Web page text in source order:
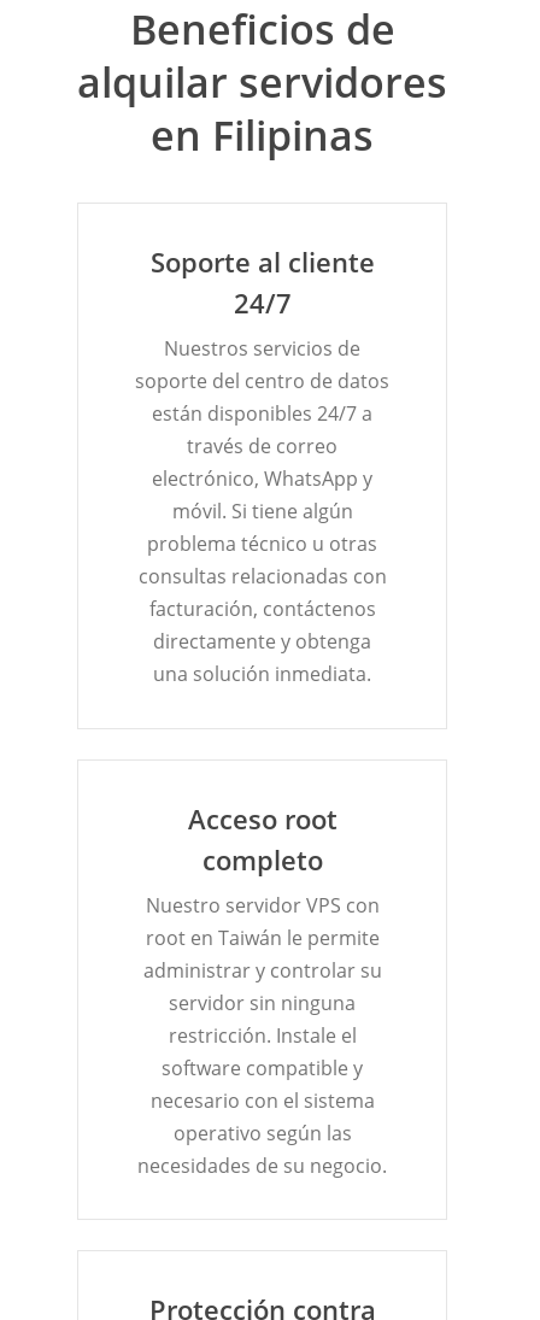
Beneficios de
alquilar servidores
en Filipinas
Soporte al cliente
24/7
Nuestros servicios de
soporte del centro de datos
están disponibles 24/7 a
través de correo
electrónico, WhatsApp y
móvil. Si tiene algún
problema técnico u otras
consultas relacionadas con
facturación, contáctenos
directamente y obtenga
una solución inmediata.
Acceso root
completo
Nuestro servidor VPS con
root en Taiwán le permite
administrar y controlar su
servidor sin ninguna
restricción. Instale el
software compatible y
necesario con el sistema
operativo según las
necesidades de su negocio.
Protección contra